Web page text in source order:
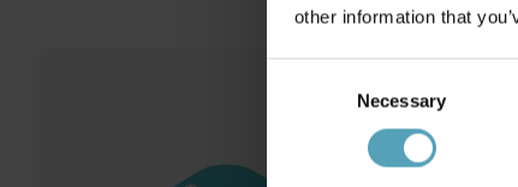
other information that
Necessary